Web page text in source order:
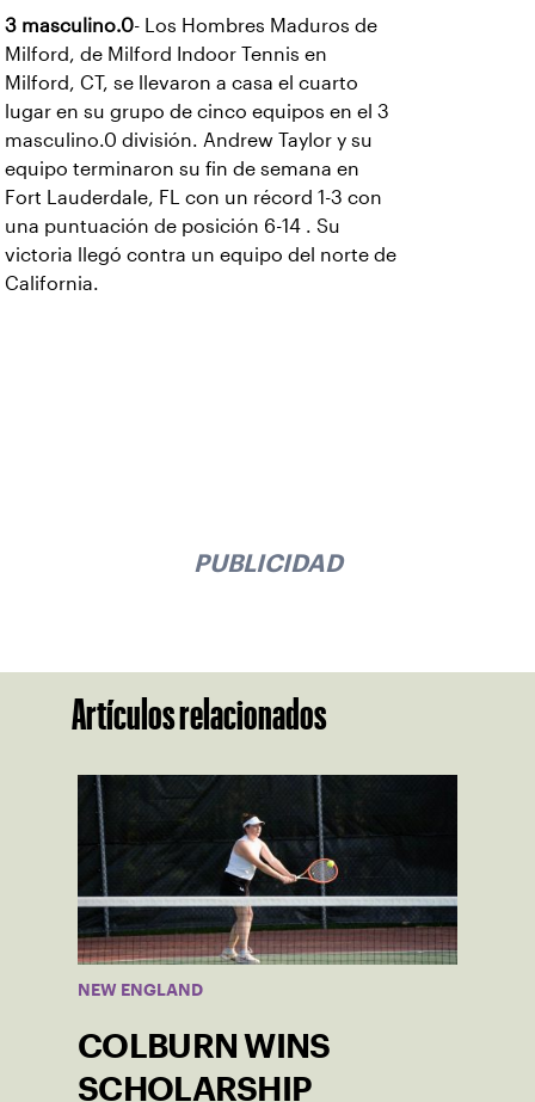
3 masculino.0- Los Hombres Maduros de
Milford, de Milford Indoor Tennis en
Milford, CT, se llevaron a casa el cuarto
lugar en su grupo de cinco equipos en el 3
masculino.0 división. Andrew Taylor y su
equipo terminaron su fin de semana en
Fort Lauderdale, FL con un récord 1-3 con
una puntuación de posición 6-14 . Su
victoria llegó contra un equipo del norte de
California.
PUBLICIDAD
Artículos relacionados
NEW ENGLAND
COLBURN WINS
SCHOLARSHIP